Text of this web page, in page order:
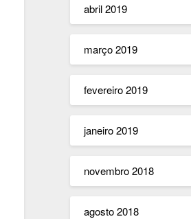
abril 2019
março 2019
fevereiro 2019
janeiro 2019
novembro 2018
agosto 2018